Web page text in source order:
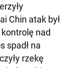
Chin atak był
nad
spadł na
rzekę